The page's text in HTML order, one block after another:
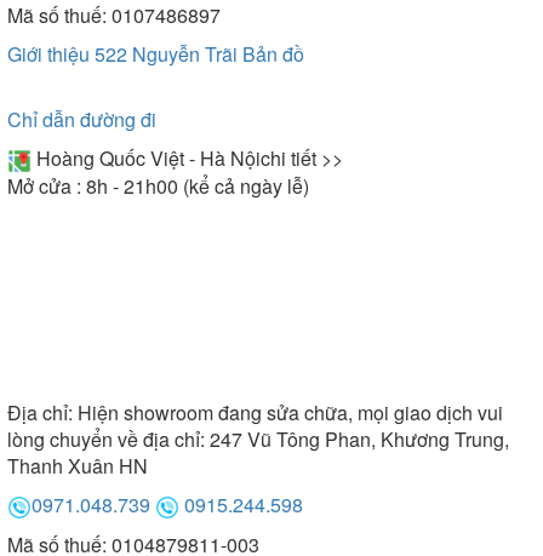
Mã số thuế: 0107486897
Giới thiệu 522 Nguyễn Trãi Bản đồ
Chỉ dẫn đường đi
Hoàng Quốc Việt - Hà Nộichi tiết >>
Mở cửa : 8h - 21h00 (kể cả ngày lễ)
Địa chỉ: Hiện showroom đang sửa chữa, mọi giao dịch vui
lòng chuyển về địa chỉ: 247 Vũ Tông Phan, Khương Trung,
Thanh Xuân HN
0971.048.739
0915.244.598
Mã số thuế: 0104879811-003